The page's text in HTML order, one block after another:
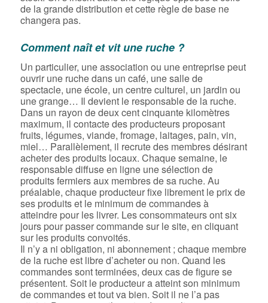
de la grande distribution et cette règle de base ne
changera pas.
Comment naît et vit une ruche ?
Un particulier, une association ou une entreprise peut
ouvrir une ruche dans un café, une salle de
spectacle, une école, un centre culturel, un jardin ou
une grange… Il devient le responsable de la ruche.
Dans un rayon de deux cent cinquante kilomètres
maximum, il contacte des producteurs proposant
fruits, légumes, viande, fromage, laitages, pain, vin,
miel… Parallèlement, il recrute des membres désirant
acheter des produits locaux. Chaque semaine, le
responsable diffuse en ligne une sélection de
produits fermiers aux membres de sa ruche. Au
préalable, chaque producteur fixe librement le prix de
ses produits et le minimum de commandes à
atteindre pour les livrer. Les consommateurs ont six
jours pour passer commande sur le site, en cliquant
sur les produits convoités.
Il n’y a ni obligation, ni abonnement ; chaque membre
de la ruche est libre d’acheter ou non. Quand les
commandes sont terminées, deux cas de figure se
présentent. Soit le producteur a atteint son minimum
de commandes et tout va bien. Soit il ne l’a pas